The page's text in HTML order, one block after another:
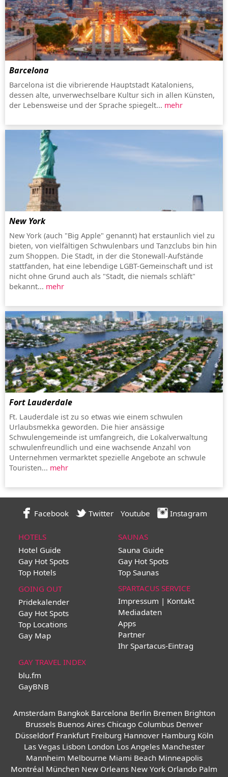
Barcelona
Barcelona ist die vibrierende Hauptstadt Kataloniens,
dessen alte, unverwechselbare Kultur sich in allen Künsten,
der Lebensweise und der Sprache spiegelt... mehr
New York
New York (auch "Big Apple" genannt) hat erstaunlich viel zu
bieten, von vielfältigen Schwulenbars und Tanzclubs bin hin
zum Shoppen. Die Stadt, in der die Stonewall-Aufstände
stattfanden, hat eine lebendige LGBT-Gemeinschaft und ist
nicht ohne Grund auch als "Stadt, die niemals schläft"
bekannt... mehr
Fort Lauderdale
Ft. Lauderdale ist zu so etwas wie einem schwulen
Urlaubsmekka geworden. Die hier ansässige
Schwulengemeinde ist umfangreich, die Lokalverwaltung
schwulenfreundlich und eine wachsende Anzahl von
Unternehmen vermarktet spezielle Angebote an schwule
Touristen... mehr
Facebook Twitter Youtube Instagram
HOTELS
Hotel Guide
Gay Hot Spots
Top Hotels
SAUNAS
Sauna Guide
Gay Hot Spots
Top Saunas
GOING OUT
Pridekalender
Gay Hot Spots
Top Locations
Gay Map
SPARTACUS SERVICE
Impressum | Kontakt
Mediadaten
Apps
Partner
Ihr Spartacus-Eintrag
GAY TRAVEL INDEX
blu.fm
GayBNB
Amsterdam Bangkok Barcelona Berlin Bremen Brighton
Brussels Buenos Aires Chicago Columbus Denver
Düsseldorf Frankfurt Freiburg Hannover Hamburg Köln
Las Vegas Lisbon London Los Angeles Manchester
Mannheim Melbourne Miami Beach Minneapolis
Montréal München New Orleans New York Orlando Palm